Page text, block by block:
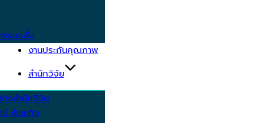
ระยะสั้น
งานประกันคุณภาพ
สำนักวิจัย
างสำนักวิจัย
น์ พันธกิจ